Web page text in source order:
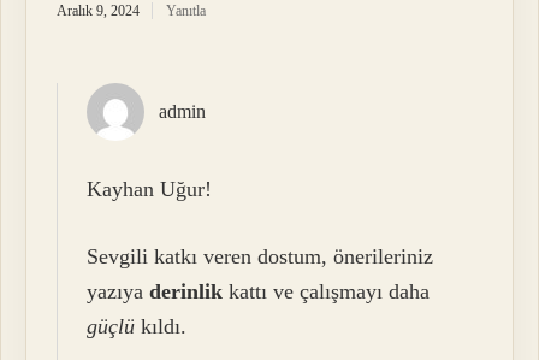
Aralık 9, 2024 Yanıtla
admin
Kayhan Uğur!
Sevgili katkı veren dostum, önerileriniz
yazıyaderinlik kattı ve çalışmayı daha
güçlü kıldı.